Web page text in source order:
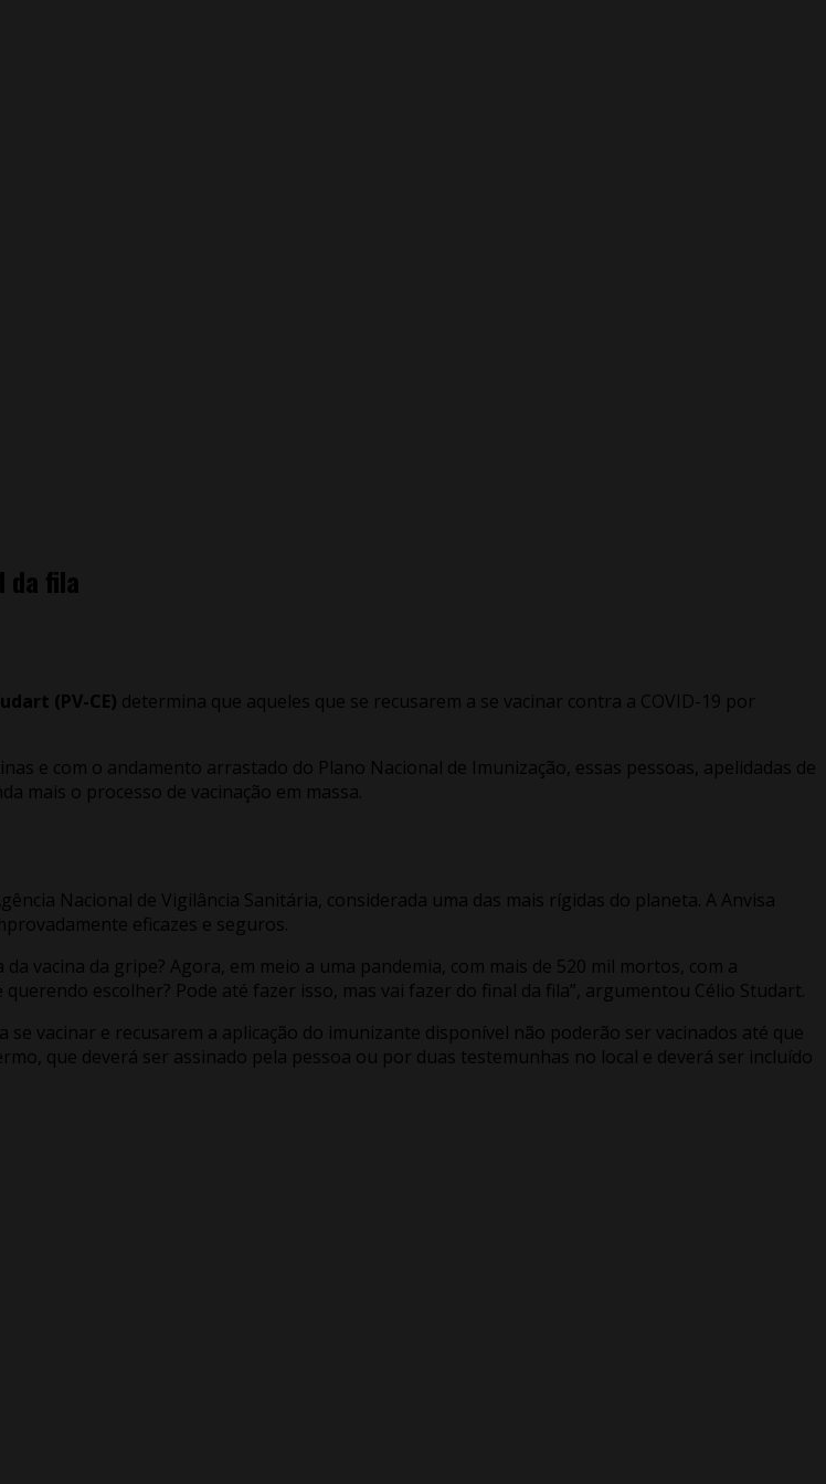
da fila
(PV-CE) determina que aqueles que se recusarem a se vacinar contra a COVID-19 por
e com o andamento arrastado do Plano Nacional de Imunização, essas pessoas, apelidadas de
mais o processo de vacinação em massa.
Nacional de Vigilância Sanitária, considerada uma das mais rígidas do planeta. A Anvisa
eficazes e seguros.
vacina da gripe? Agora, em meio a uma pandemia, com mais de 520 mil mortos, com a
escolher? Pode até fazer isso, mas vai fazer do final da fila”, argumentou Célio Studart.
vacinar e recusarem a aplicação do imunizante disponível não poderão ser vacinados até que
que deverá ser assinado pela pessoa ou por duas testemunhas no local e deverá ser incluído